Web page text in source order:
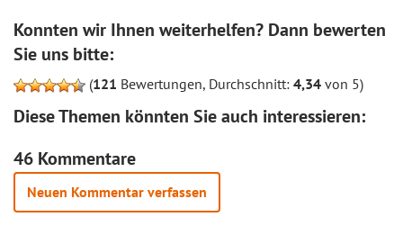
Konnten wir Ihnen weiterhelfen? Dann bewerten
Sie uns bitte:
(121 Bewertungen, Durchschnitt: 4,34 von 5)
Diese Themen könnten Sie auch interessieren:
46 Kommentare
Neuen Kommentar verfassen